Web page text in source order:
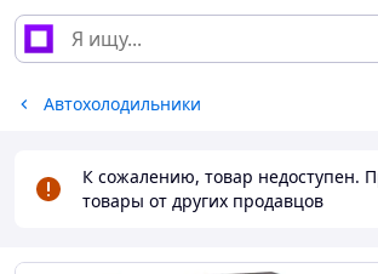
Автохолодильники
К сожалению, товар недоступен.
товары от других продавцов